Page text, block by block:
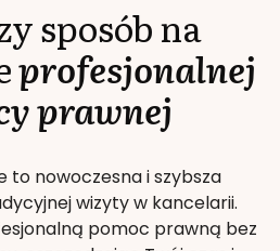
sposób na
profesjonalnej
prawnej
to nowoczesna i szybsza
wizyty w kancelarii.
pomoc prawną bez